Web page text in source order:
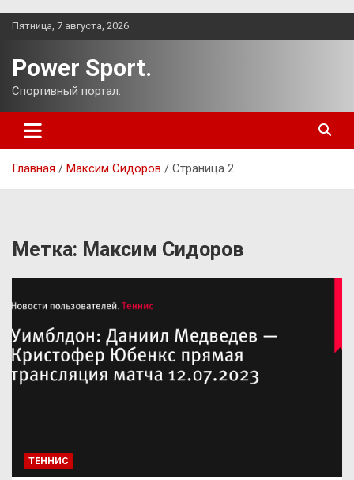
Перейти
Пятница, 7 августа, 2026
Power Sport.
Спортивный портал.
Главная Максим Сидоров Страница 2
Метка: Максим Сидоров
ТЕННИС